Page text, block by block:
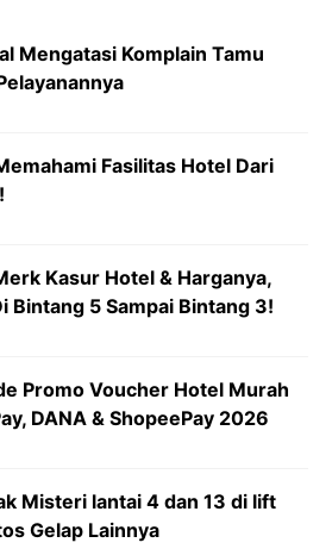
Mengatasi Komplain Tamu
Fasilitas Hotel Dari
Kasur Hotel & Harganya,
Bintang 5 Sampai Bintang 3!
Promo Voucher Hotel Murah
DANA & ShopeePay 2026
Misteri lantai 4 dan 13 di lift
Gelap Lainnya